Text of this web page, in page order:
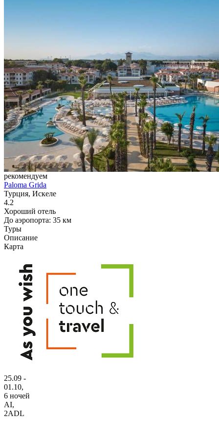
рекомендуем
Paloma Grida
Турция, Искеле
4.2
Хороший отель
До аэропорта: 35 км
Туры
Описание
Карта
25.09 -
01.10,
6 ночей
AI,
2ADL